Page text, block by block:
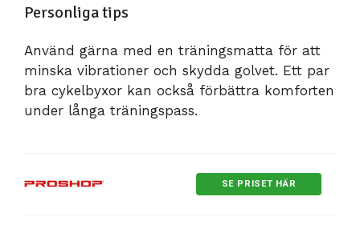
Personliga tips
Använd gärna med en träningsmatta för att
minska vibrationer och skydda golvet. Ett par
bra cykelbyxor kan också förbättra komforten
under långa träningspass.
SE PRISET HÄR